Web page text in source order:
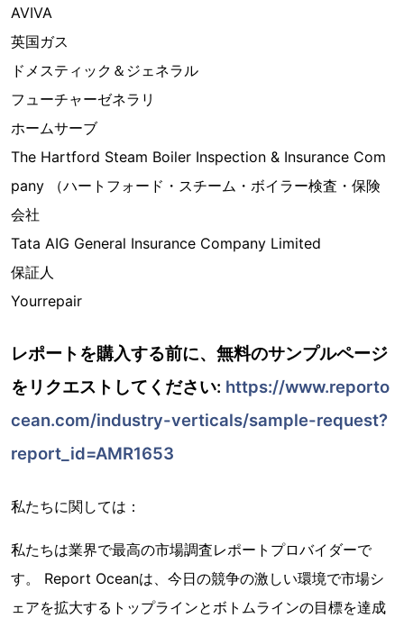
AVIVA
英国ガス
ドメスティック＆ジェネラル
フューチャーゼネラリ
ホームサーブ
The Hartford Steam Boiler Inspection & Insurance Com
pany （ハートフォード・スチーム・ボイラー検査・保険
会社
Tata AIG General Insurance Company Limited
保証人
Yourrepair
レポートを購入する前に、無料のサンプルページ
をリクエストしてください: https://www.reporto
cean.com/industry-verticals/sample-request?
report_id=AMR1653
私たちに関しては：
私たちは業界で最高の市場調査レポートプロバイダーで
す。 Report Oceanは、今日の競争の激しい環境で市場シ
ェアを拡大するトップラインとボトムラインの目標を達成